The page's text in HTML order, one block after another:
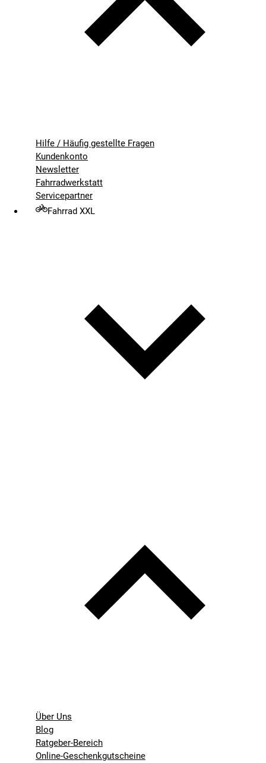
Hilfe / Häufig gestellte Fragen
Kundenkonto
Newsletter
Fahrradwerkstatt
Servicepartner
Fahrrad XXL
Über Uns
Blog
Ratgeber-Bereich
Online-Geschenkgutscheine